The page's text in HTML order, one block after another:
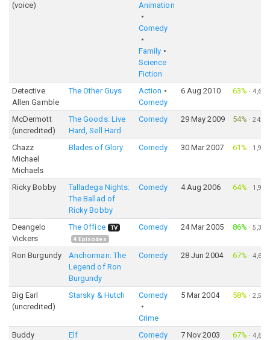
(voice)
Animation
Comedy
Family
Science
Fiction
Detective
Allen Gamble
The Other Guys
Action
Comedy
6 Aug 2010 63% ·4,636
McDermott
(uncredited)
The Goods: Live
Hard, Sell Hard
Comedy 29 May 2009 54% ·242
Chazz
Michael
Michaels
Blades of Glory Comedy 30 Mar 2007 61% · 1,950
Ricky Bobby
Talladega Nights:
The Ballad of
Ricky Bobby
Comedy 4 Aug 2006 64% · 1,944
Deangelo
Vickers
The Office
TV
4 Episodes
Comedy 24 Mar 2005 86% ·5,353
Ron Burgundy
Anchorman: The
Legend of Ron
Burgundy
Comedy 28 Jun 2004 67% ·4,672
Big Earl
(uncredited)
Starsky & Hutch Comedy
Crime
5 Mar 2004 58% ·2,555
Buddy Elf Comedy 7 Nov 2003 67% ·4,626